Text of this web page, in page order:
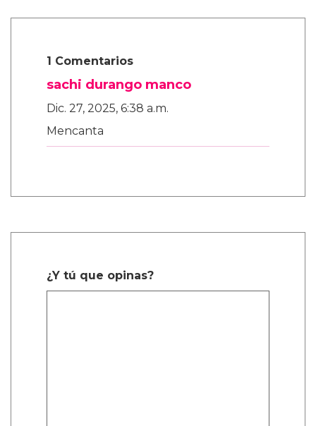
1 Comentarios
sachi durango manco
Dic. 27, 2025, 6:38 a.m.
Mencanta
¿Y tú que opinas?